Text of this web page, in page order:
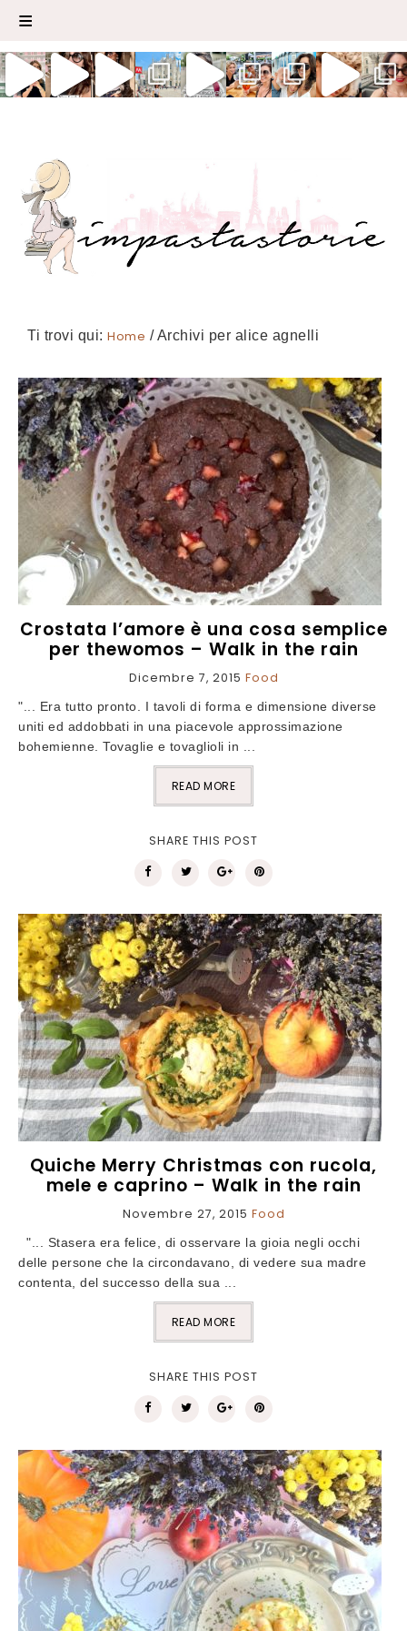
Ti trovi qui: Home /Archivi per alice agnelli
Crostata l’amore è una cosa semplice
per thewomos – Walk in the rain
Dicembre 7, 2015 Food
"... Era tutto pronto. I tavoli di forma e dimensione diverse
uniti ed addobbati in una piacevole approssimazione
bohemienne. Tovaglie e tovaglioli in ...
READ MORE
SHARE THIS POST
Quiche Merry Christmas con rucola,
mele e caprino – Walk in the rain
Novembre 27, 2015 Food
"... Stasera era felice, di osservare la gioia negli occhi
delle persone che la circondavano, di vedere sua madre
contenta, del successo della sua ...
READ MORE
SHARE THIS POST